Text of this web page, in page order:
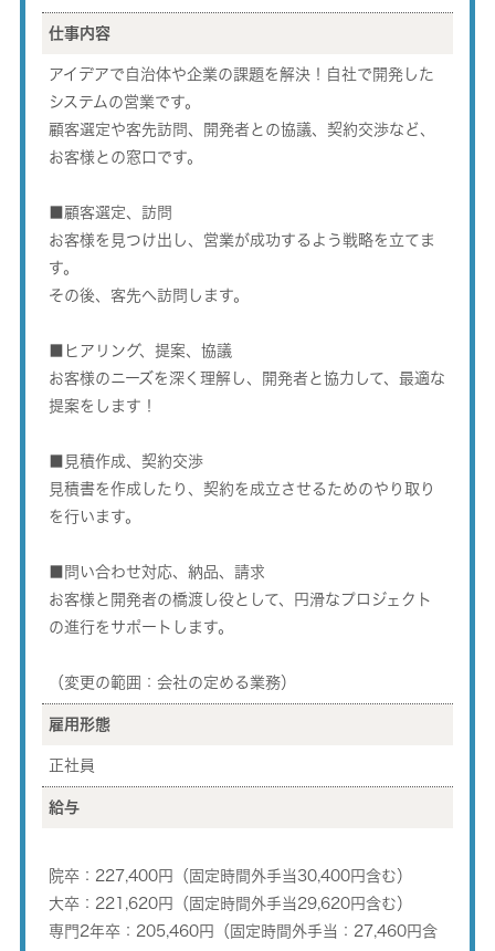
仕事内容
アイデアで自治体や企業の課題を解決！自社で開発した
システムの営業です。
顧客選定や客先訪問、開発者との協議、契約交渉など、
お客様との窓口です。
■顧客選定、訪問
お客様を見つけ出し、営業が成功するよう戦略を立てま
す。
その後、客先へ訪問します。
■ヒアリング、提案、協議
お客様のニーズを深く理解し、開発者と協力して、最適な
提案をします！
■見積作成、契約交渉
見積書を作成したり、契約を成立させるためのやり取り
を行います。
■問い合わせ対応、納品、請求
お客様と開発者の橋渡し役として、円滑なプロジェクト
の進行をサポートします。
（変更の範囲：会社の定める業務）
雇用形態
正社員
給与
院卒：227,400円（固定時間外手当30,400円含む）
大卒：221,620円（固定時間外手当29,620円含む）
専門2年卒：205,460円（固定時間外手当：27,460円含